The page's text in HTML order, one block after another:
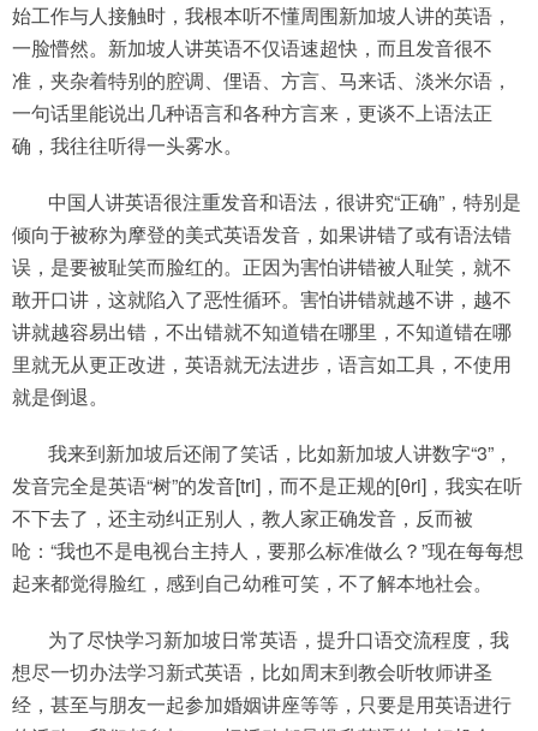
始工作与人接触时，我根本听不懂周围新加坡人讲的英语，
一脸懵然。新加坡人讲英语不仅语速超快，而且发音很不
准，夹杂着特别的腔调、俚语、方言、马来话、淡米尔语，
一句话里能说出几种语言和各种方言来，更谈不上语法正
确，我往往听得一头雾水。
中国人讲英语很注重发音和语法，很讲究“正确”，特别是
倾向于被称为摩登的美式英语发音，如果讲错了或有语法错
误，是要被耻笑而脸红的。正因为害怕讲错被人耻笑，就不
敢开口讲，这就陷入了恶性循环。害怕讲错就越不讲，越不
讲就越容易出错，不出错就不知道错在哪里，不知道错在哪
里就无从更正改进，英语就无法进步，语言如工具，不使用
就是倒退。
我来到新加坡后还闹了笑话，比如新加坡人讲数字“3”，
发音完全是英语“树”的发音[tri]，而不是正规的[θri]，我实在听
不下去了，还主动纠正别人，教人家正确发音，反而被
呛：“我也不是电视台主持人，要那么标准做么？”现在每每想
起来都觉得脸红，感到自己幼稚可笑，不了解本地社会。
为了尽快学习新加坡日常英语，提升口语交流程度，我
想尽一切办法学习新式英语，比如周末到教会听牧师讲圣
经，甚至与朋友一起参加婚姻讲座等等，只要是用英语进行